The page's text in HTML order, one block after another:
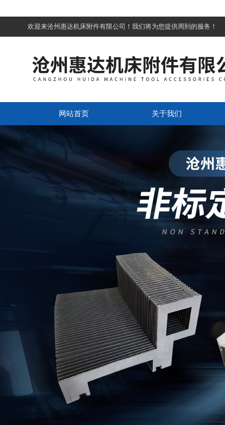
欢迎来沧州惠达机床附件有限公司！我们将为您提供周到的服务！
网站首页 关于我们